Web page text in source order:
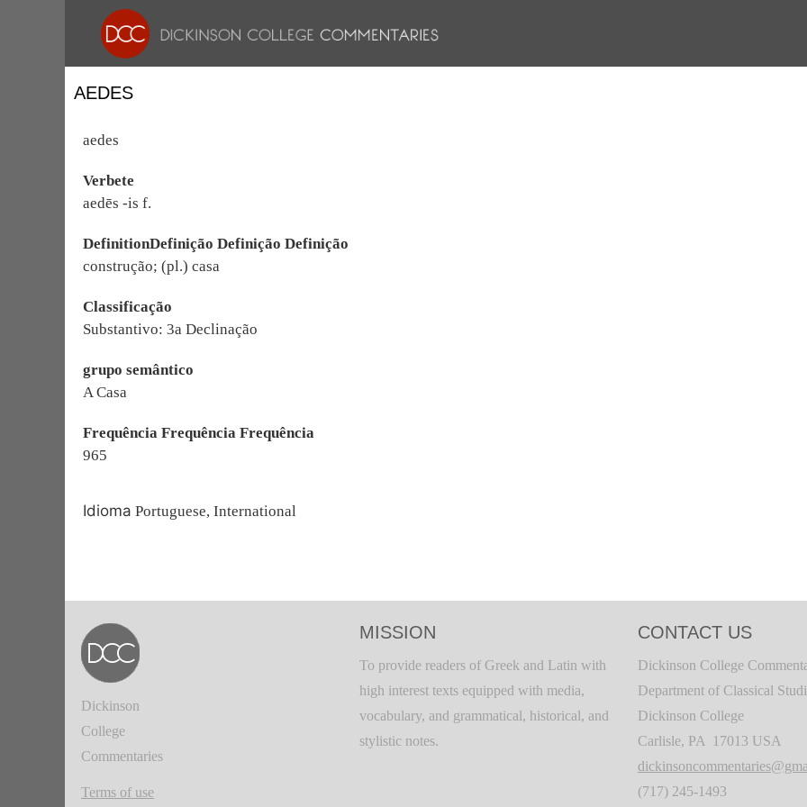
AEDES
aedes
Verbete
aedēs -is f.
DefinitionDefinição Definição Definição
construção; (pl.) casa
Classificação
Substantivo: 3a Declinação
grupo semântico
A Casa
Frequência Frequência Frequência
965
Idioma Portuguese, International
Dickinson
College
Commentaries
Terms of use
MISSION
To provide readers of Greek and Latin with
high interest texts equipped with media,
vocabulary, and grammatical, historical, and
stylistic notes.
CONTACT US
Dickinson College
Department of Classical
Dickinson College
Carlisle, PA 17013 USA
(717) 245-1493